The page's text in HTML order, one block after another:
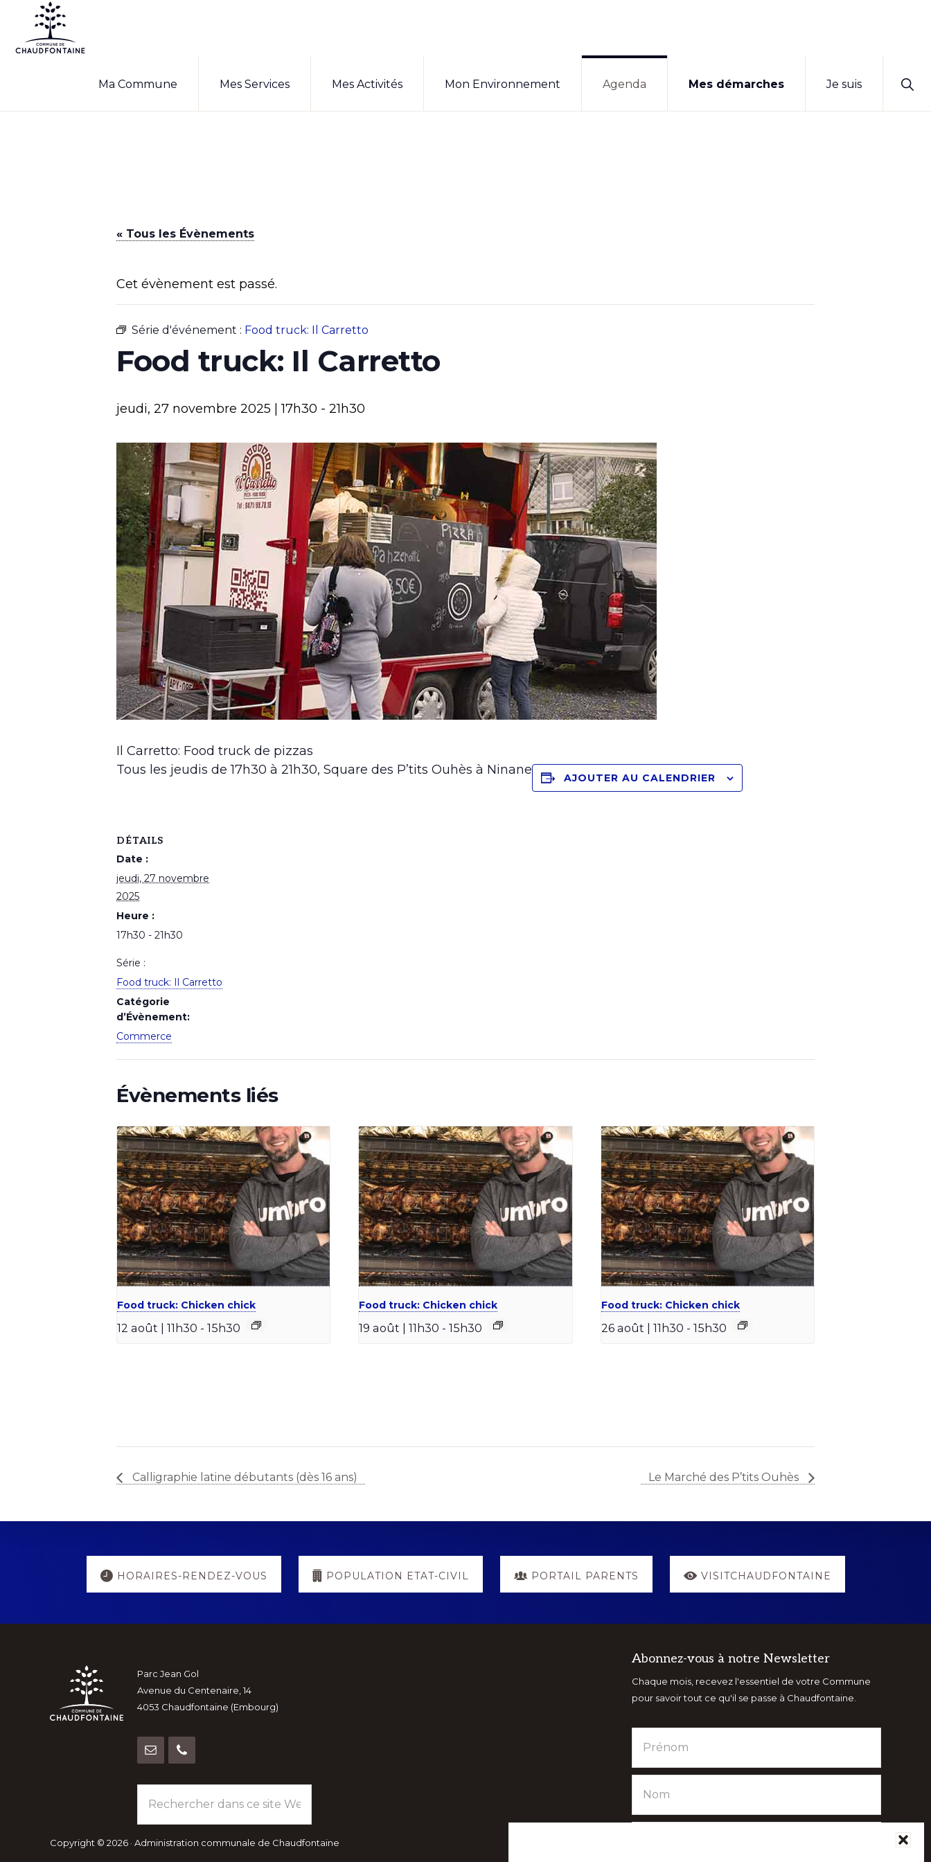
Passer
Passer
contenu
CHAUDFONTAINE
de
Ma Commune Mes Services Mes Activités Mon Environnement Agenda Mes démarches Je suis
« Tous les Évènements
Cet évènement est passé.
Série d'événement : Food truck: Il Carretto
Food truck: Il Carretto
jeudi, 27 novembre 2025 | 17h30 - 21h30
Il Carretto: Food truck de pizzas
Tous les jeudis de 17h30 à 21h30, Square des P’tits Ouhès à Ninane
AJOUTER AU CALENDRIER
DÉTAILS
Date :
jeudi, 27 novembre
2025
Heure :
17h30 - 21h30
Série :
Food truck: Il Carretto
Catégorie
d’Évènement:
Commerce
Évènements liés
Food truck: Chicken chick
12 août | 11h30 - 15h30
Food truck: Chicken chick
19 août | 11h30 - 15h30
Food truck: Chicken chick
26 août | 11h30 - 15h30
Calligraphie latine débutants (dès 16 ans) Le Marché des P’tits Ouhès
Explore
more
HORAIRES-RENDEZ-VOUS POPULATION ETAT-CIVIL PORTAIL PARENTS VISITCHAUDFONTAINE
Footer
Parc Jean Gol
Avenue du Centenaire, 14
4053 Chaudfontaine (Embourg)
dans
ce
site
Copyright © 2026 · Administration communale de Chaudfontaine
Abonnez-vous à notre Newsletter
Chaque mois, recevez l'essentiel de votre Commune
pour savoir tout ce qu'il se passe à Chaudfontaine.